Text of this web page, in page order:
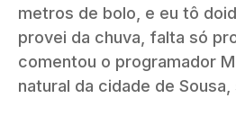
metros de bolo, e eu tô
provei da chuva, falta só
comentou o programador
natural da cidade de